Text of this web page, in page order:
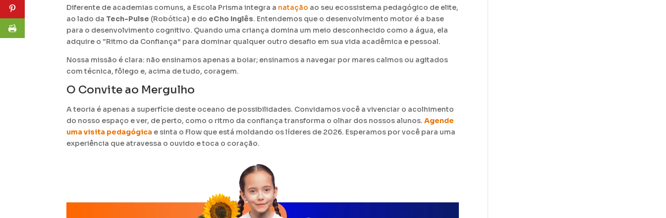
Diferente de academias comuns, a Escola Prisma integra a natação ao seu ecossistema pedagógico de elite,
ao lado da Tech-Pulse (Robótica) e do eCho Inglês. Entendemos que o desenvolvimento motor é a base
para o desenvolvimento cognitivo. Quando uma criança domina um meio desconhecido como a água, ela
adquire o “Ritmo da Confiança” para dominar qualquer outro desafio em sua vida acadêmica e pessoal.
Nossa missão é clara: não ensinamos apenas a boiar; ensinamos a navegar por mares calmos ou agitados
com técnica, fôlego e, acima de tudo, coragem.
O Convite ao Mergulho
A teoria é apenas a superfície deste oceano de possibilidades. Convidamos você a vivenciar o acolhimento
do nosso espaço e ver, de perto, como o ritmo da confiança transforma o olhar dos nossos alunos.Agende
uma visita pedagógica e sinta o Flow que está moldando os líderes de 2026. Esperamos por você para uma
experiência que atravessa o ouvido e toca o coração.
Twitter